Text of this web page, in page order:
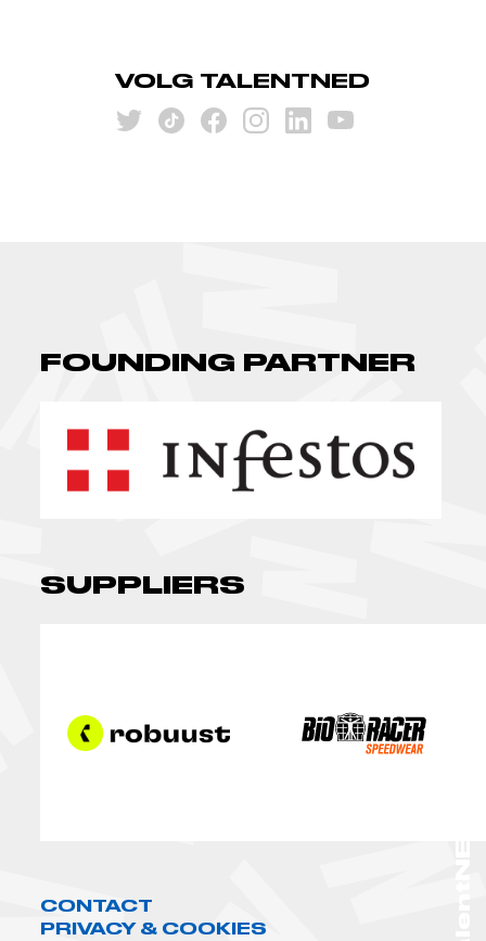
VOLG TALENTNED
FOUNDING PARTNER
SUPPLIERS
CONTACT
PRIVACY & COOKIES